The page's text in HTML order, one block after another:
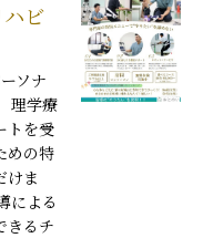
ハビ
ソナ
理学療
トを受
めの特
けま
による
きるチ